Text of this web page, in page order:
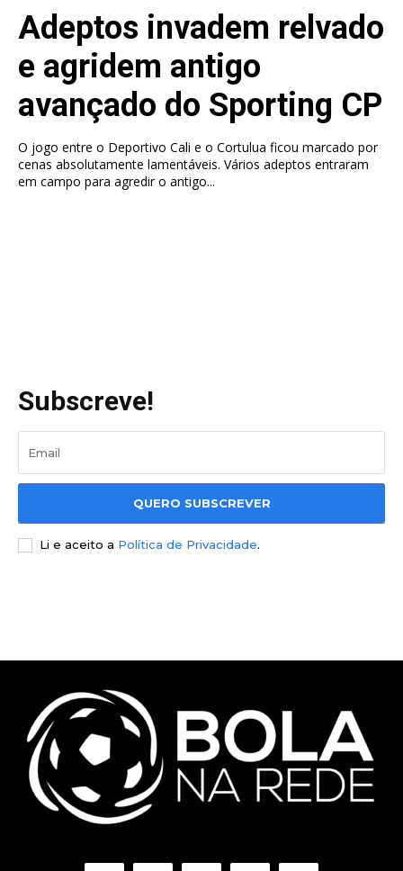
Adeptos invadem relvado
e agridem antigo
avançado do Sporting CP
O jogo entre o Deportivo Cali e o Cortulua ficou marcado por
cenas absolutamente lamentáveis. Vários adeptos entraram
em campo para agredir o antigo...
Subscreve!
QUERO SUBSCREVER
Li e aceito a Política de Privacidade.